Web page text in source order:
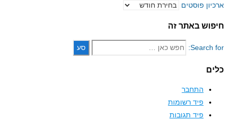
פוסטים
באתר זה
התחבר
פיד רשומות
פיד תגובות